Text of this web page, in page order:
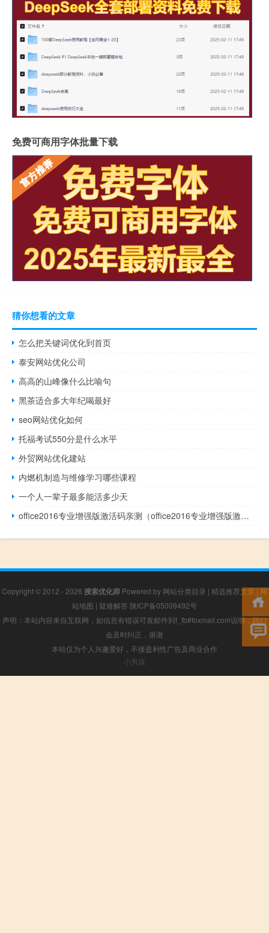
免费可商用字体批量下载
猜你想看的文章
怎么把关键词优化到首页
泰安网站优化公司
高高的山峰像什么比喻句
黑茶适合多大年纪喝最好
seo网站优化如何
托福考试550分是什么水平
外贸网站优化建站
内燃机制造与维修学习哪些课程
一个人一辈子最多能活多少天
office2016专业增强版激活码亲测（office2016专业增强版激活码）
Copyright © 2012 - 2026 搜索优化师 Powered by 网站分类目录 | 精选推荐文章|网
站地图 | 疑难解答 陕ICP备05009492号
声明：本站内容来自互联网，如信息有错误可发邮件到f_fb#foxmail.com说明，我们
会及时纠正，谢谢
本站仅为个人兴趣爱好，不接盈利性广告及商业合作
小男孩